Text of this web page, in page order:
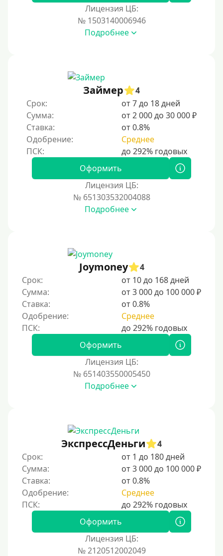
Без СНИЛСа
Без подтверждения дохода
Без справок и поручителей
Без посредников
Процент
С пролонгацией (продлением)
Под высокий процент
С ежемесячным платежом
Под низкий процент
Без процентов
Первый займ без процентов
Без процентов на 30 дней
С возможностью частичного погашения
Надежные
Без обмана
Без предоплат
Без электронной почты
С автоматическим одобрением
Без номера телефона
Лицензия ЦБ:
№ 1503140006946
Подробнее
Займер
4
Срок:
от 7 до 18 дней
Сумма:
от 2 000 до 30 000 ₽
Ставка:
от 0.8%
Одобрение:
Среднее
Оформить
Лицензия ЦБ:
№ 651303532004088
Подробнее
Joymoney
4
Срок:
от 10 до 168 дней
Сумма:
от 3 000 до 100 000 ₽
Ставка:
от 0.8%
Одобрение:
Среднее
Оформить
Лицензия ЦБ:
№ 651403550005450
Подробнее
ЭкспрессДеньги
4
Срок:
от 1 до 180 дней
Сумма:
от 3 000 до 100 000 ₽
Ставка:
от 0.8%
Одобрение:
Среднее
Оформить
Лицензия ЦБ:
№ 2120512002049